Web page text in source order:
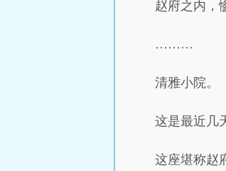
赵府之内，
………
清雅小院。
这是最近几
这座堪称赵